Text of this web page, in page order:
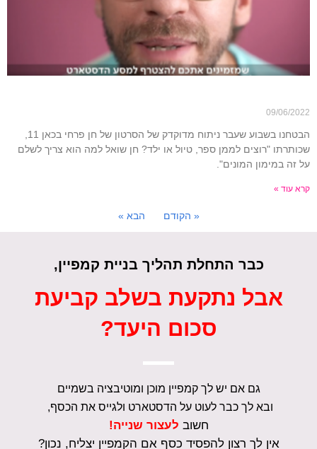
09/06/2022
שכותרתו "רוצים לממן ספר, טיול או ילד? חן שואל למה הוא צריך לשלם
על זה במימון המונים".
קרא עוד »
« הקודם הבא »
כבר התחלת תהליך בניית קמפיין,
אבל נתקעת בשלב קביעת
סכום היעד?
גם אם יש לך קמפיין מוכן ומוטיבציה בשמיים
ובא לך כבר לעוט על הדסטארט ולגייס את הכסף,
חשוב לעצור שנייה!
אין לך רצון להפסיד כסף אם הקמפיין יצליח, נכון?